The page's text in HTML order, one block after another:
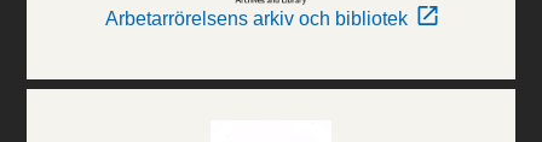
Arbetarrörelsens arkiv och bibliotek